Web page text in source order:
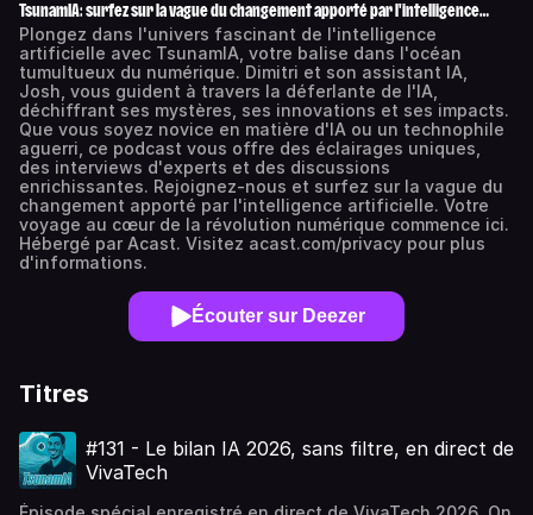
TsunamIA: surfez sur la vague du changement apporté par l'intelligence
artificielle
Plongez dans l'univers fascinant de l'intelligence
artificielle avec TsunamIA, votre balise dans l'océan
tumultueux du numérique. Dimitri et son assistant IA,
Josh, vous guident à travers la déferlante de l'IA,
déchiffrant ses mystères, ses innovations et ses impacts.
Que vous soyez novice en matière d'IA ou un technophile
aguerri, ce podcast vous offre des éclairages uniques,
des interviews d'experts et des discussions
enrichissantes. Rejoignez-nous et surfez sur la vague du
changement apporté par l'intelligence artificielle. Votre
voyage au cœur de la révolution numérique commence ici.
Hébergé par Acast. Visitez acast.com/privacy pour plus
d'informations.
Écouter sur Deezer
Titres
#131 - Le bilan IA 2026, sans filtre, en direct de
VivaTech